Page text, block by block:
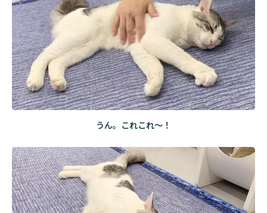
うん。これこれ～！